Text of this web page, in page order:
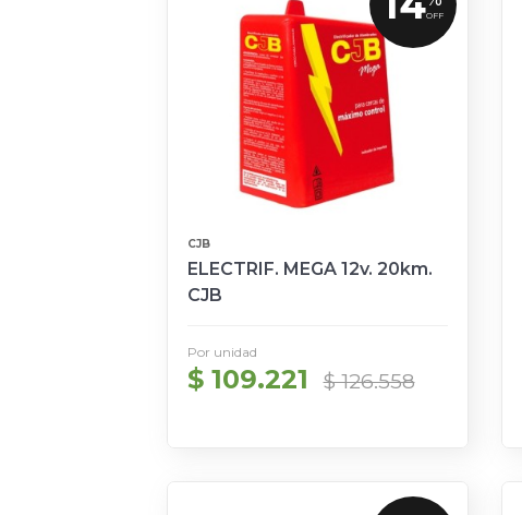
OFF
CJB
ELECTRIF. MEGA 12v. 20km.
CJB
Por unidad
$ 109.221 $ 126.558